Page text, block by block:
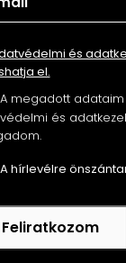
és
el.
A megadott adataim
és adatkezelési
A hírlevélre
Feliratkozom